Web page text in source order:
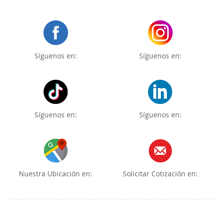
Síguenos en: Síguenos en:
Síguenos en: Síguenos en:
Nuestra Ubicación en: Solicitar Cotización en: